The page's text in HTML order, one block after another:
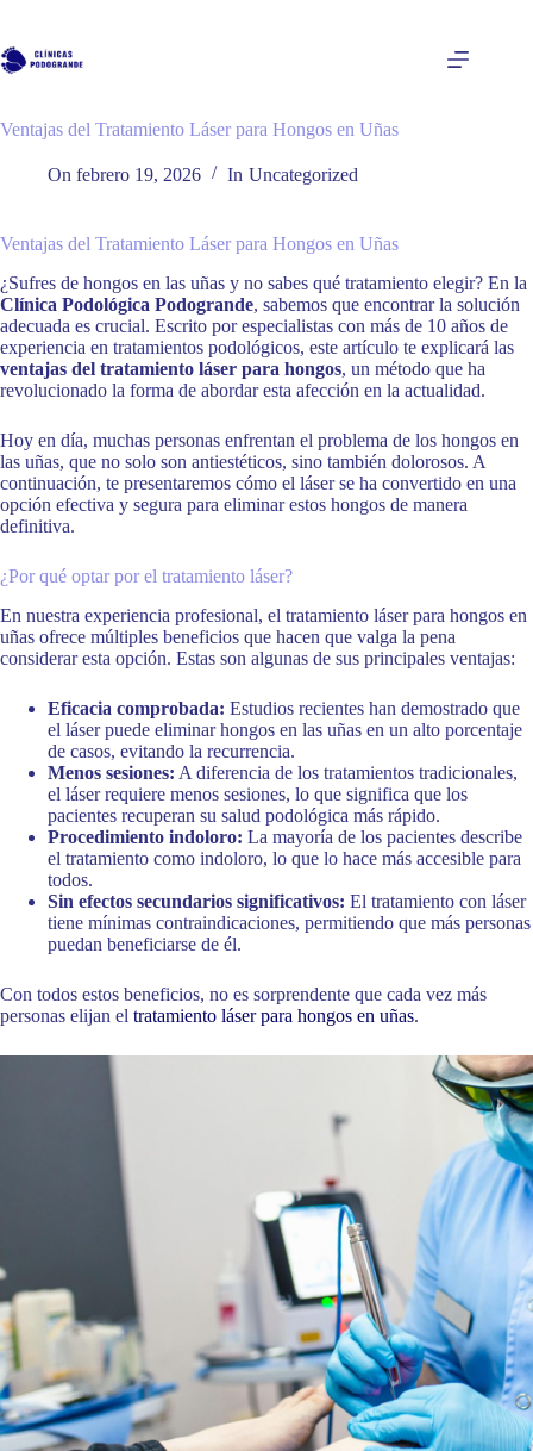
contenido
Ventajas del Tratamiento Láser para Hongos en Uñas
On febrero 19, 2026 In Uncategorized
Ventajas del Tratamiento Láser para Hongos en Uñas
¿Sufres de hongos en las uñas y no sabes qué tratamiento elegir? En la
Clínica Podológica Podogrande, sabemos que encontrar la solución
adecuada es crucial. Escrito por especialistas con más de 10 años de
experiencia en tratamientos podológicos, este artículo te explicará las
ventajas del tratamiento láser para hongos, un método que ha
revolucionado la forma de abordar esta afección en la actualidad.
Hoy en día, muchas personas enfrentan el problema de los hongos en
las uñas, que no solo son antiestéticos, sino también dolorosos. A
continuación, te presentaremos cómo el láser se ha convertido en una
opción efectiva y segura para eliminar estos hongos de manera
definitiva.
¿Por qué optar por el tratamiento láser?
En nuestra experiencia profesional, el tratamiento láser para hongos en
uñas ofrece múltiples beneficios que hacen que valga la pena
considerar esta opción. Estas son algunas de sus principales ventajas:
Eficacia comprobada: Estudios recientes han demostrado que
el láser puede eliminar hongos en las uñas en un alto porcentaje
de casos, evitando la recurrencia.
Menos sesiones: A diferencia de los tratamientos tradicionales,
el láser requiere menos sesiones, lo que significa que los
pacientes recuperan su salud podológica más rápido.
Procedimiento indoloro: La mayoría de los pacientes describe
el tratamiento como indoloro, lo que lo hace más accesible para
todos.
Sin efectos secundarios significativos: El tratamiento con láser
tiene mínimas contraindicaciones, permitiendo que más personas
puedan beneficiarse de él.
Con todos estos beneficios, no es sorprendente que cada vez más
personas elijan el tratamiento láser para hongos en uñas.